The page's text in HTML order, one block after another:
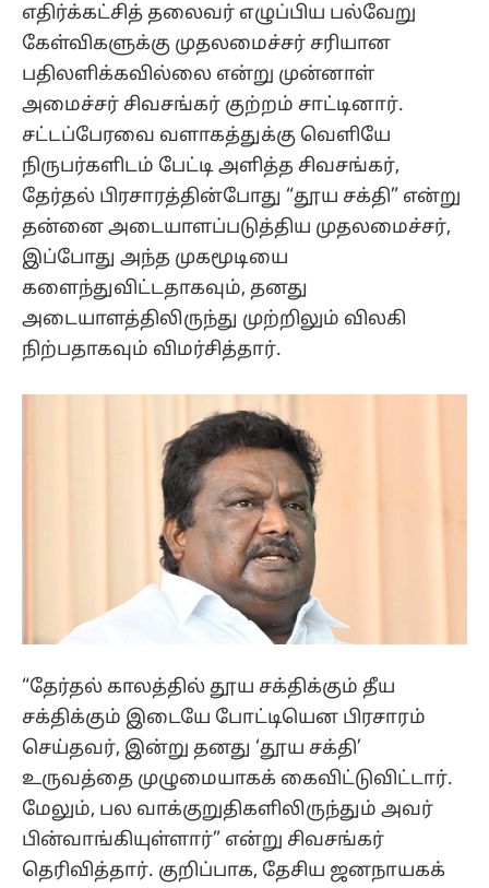
எதிர்க்கட்சித் தலைவர் எழுப்பிய பல்வேறு
கேள்விகளுக்கு முதலமைச்சர் சரியான
பதிலளிக்கவில்லை என்று முன்னாள்
அமைச்சர் சிவசங்கர் குற்றம் சாட்டினார்.
சட்டப்பேரவை வளாகத்துக்கு வெளியே
நிருபர்களிடம் பேட்டி அளித்த சிவசங்கர்,
தேர்தல் பிரசாரத்தின்போது “தூய சக்தி” என்று
தன்னை அடையாளப்படுத்திய முதலமைச்சர்,
இப்போது அந்த முகமூடியை
களைந்துவிட்டதாகவும், தனது
அடையாளத்திலிருந்து முற்றிலும் விலகி
நிற்பதாகவும் விமர்சித்தார்.
“தேர்தல் காலத்தில் தூய சக்திக்கும் தீய
சக்திக்கும் இடையே போட்டியென பிரசாரம்
செய்தவர், இன்று தனது ‘தூய சக்தி’
உருவத்தை முழுமையாகக் கைவிட்டுவிட்டார்.
மேலும், பல வாக்குறுதிகளிலிருந்தும் அவர்
பின்வாங்கியுள்ளார்” என்று சிவசங்கர்
தெரிவித்தார். குறிப்பாக, தேசிய ஜனநாயகக்